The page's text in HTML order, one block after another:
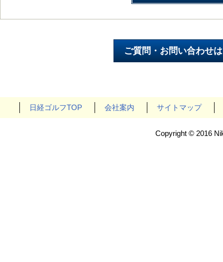
日経ゴルフTOP 会社案内 サイトマップ
Copyright © 2016